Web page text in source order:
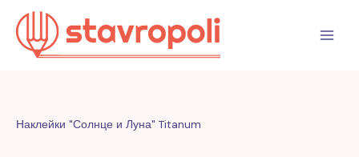
Перейти
содержимому
Наклейки "Солнце и Луна" Titanum